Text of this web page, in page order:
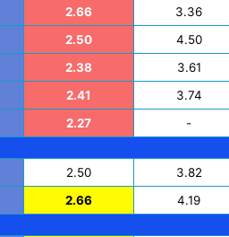
2.66 3.36
2.50 4.50
2.38 3.61
2.41 3.74
2.27 -
2.50 3.82
2.66 4.19